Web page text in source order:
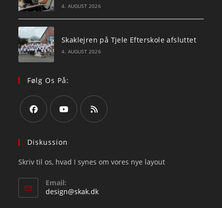
4. AUGUST 2026
Skaklejren på Tjele Efterskole afsluttet
4. AUGUST 2026
Følg Os På:
in
new
tab
in
new
new
Diskussion
Skriv til os, hvad I synes om vores nye layout
Email:
design@skak.dkOpens